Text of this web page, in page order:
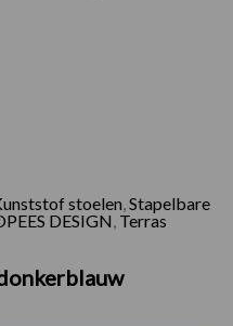
stoelen Stapelbare
DESIGN Terras